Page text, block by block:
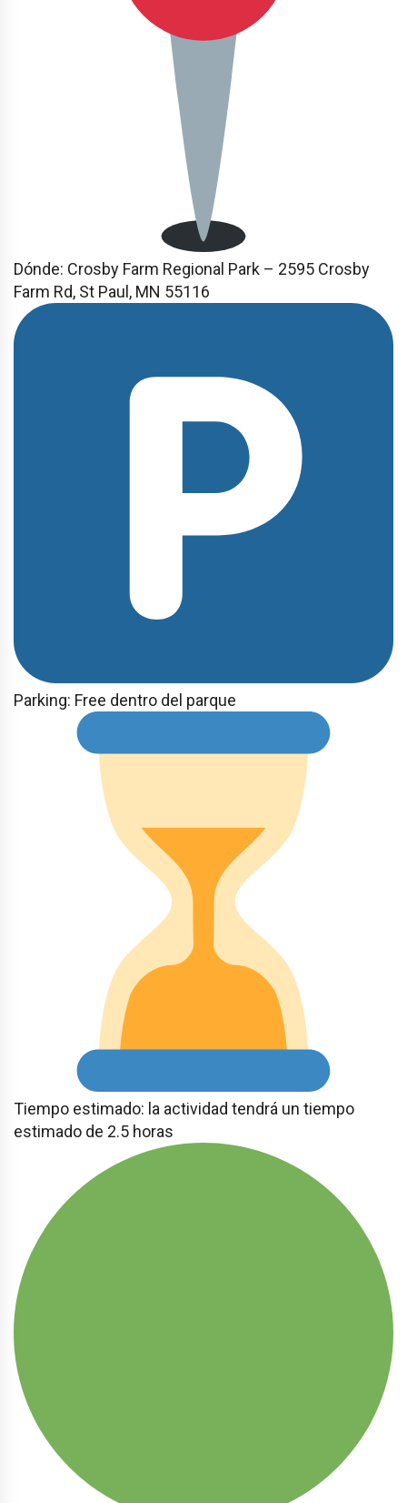
Dónde: Crosby Farm Regional Park – 2595 Crosby
Farm Rd, St Paul, MN 55116
Parking: Free dentro del parque
Tiempo estimado: la actividad tendrá un tiempo
estimado de 2.5 horas